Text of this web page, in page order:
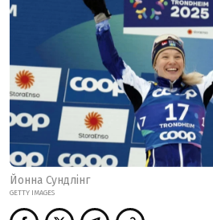
Йонна Сундлінг
GETTY IMAGES